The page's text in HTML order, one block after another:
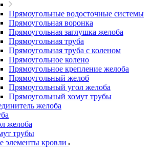
Прямоугольные водосточные системы
Прямоугольная воронка
Прямоугольная заглушка желоба
Прямоугольная труба
Прямоугольная труба c коленом
Прямоугольное колено
Прямоугольное крепление желоба
Прямоугольный желоб
Прямоугольный угол желоба
Прямоугольный хомут трубы
желоба
желоба
трубы
элементы кровли